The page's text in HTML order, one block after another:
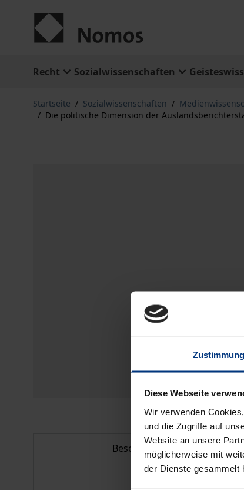
Zustimmung
Diese Webseite
Wir verwenden
und die Zugriffe auf
Website an unsere
möglicherweise mit
der Dienste gesammelt
Recht Sozialwissenschaften
Startseite / Sozialwissenschaften /
/ Die politische Dimension der
Beschreibung